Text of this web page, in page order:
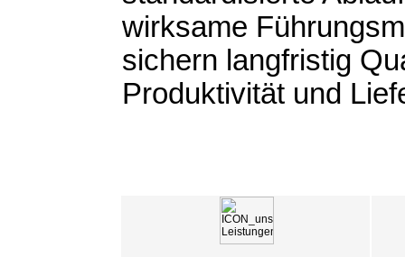
wirksame
sichern langfristig
Produktivität und